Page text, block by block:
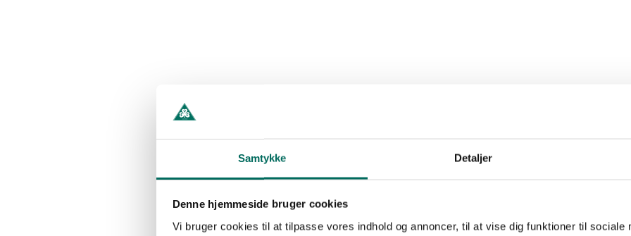
Samtykke Detaljer
Denne hjemmeside bruger cookies
Vi bruger cookies til at tilpasse vores indhold og annoncer, til at vise dig funktioner til sociale